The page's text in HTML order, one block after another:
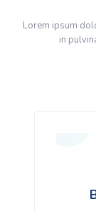
Lorem ipsum
in